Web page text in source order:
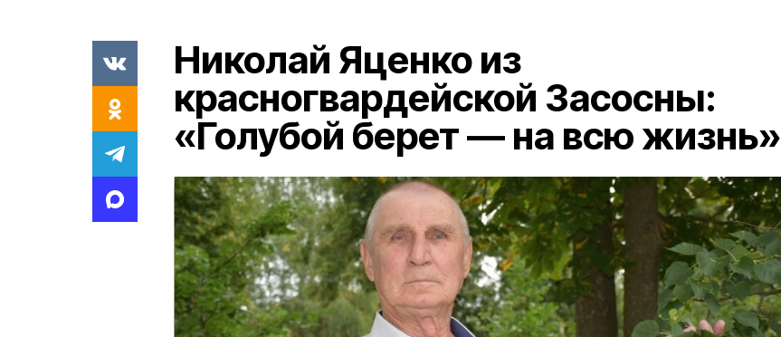
Николай Яценко из
красногвардейской Засосны:
«Голубой берет — на всю жизнь»